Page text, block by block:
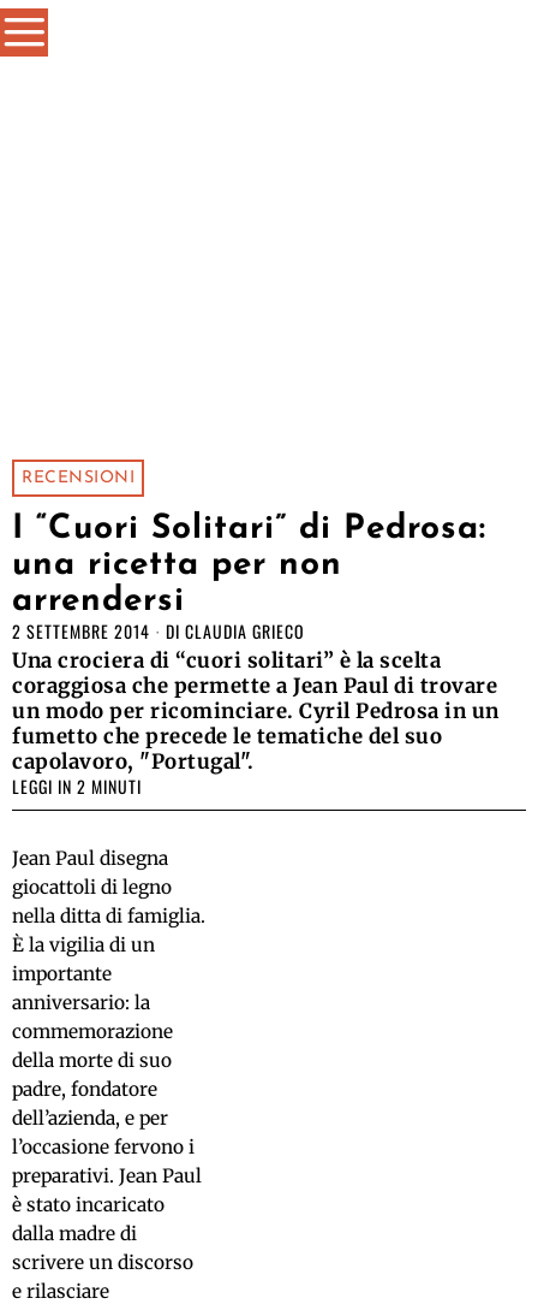
RECENSIONI
I “Cuori Solitari” di Pedrosa:
una ricetta per non
arrendersi
2 SETTEMBRE 2014 DI CLAUDIA GRIECO
Una crociera di “cuori solitari” è la scelta
coraggiosa che permette a Jean Paul di trovare
un modo per ricominciare. Cyril Pedrosa in un
fumetto che precede le tematiche del suo
capolavoro, "Portugal".
LEGGI IN 2 MINUTI
Jean Paul disegna
giocattoli di legno
nella ditta di famiglia.
È la vigilia di un
importante
anniversario: la
commemorazione
della morte di suo
padre, fondatore
dell’azienda, e per
l’occasione fervono i
preparativi. Jean Paul
è stato incaricato
dalla madre di
scrivere un discorso
e rilasciare